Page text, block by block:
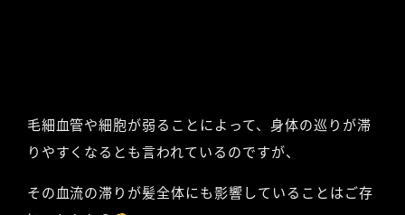
毛細血管や細胞が弱ることによって、身体の巡りが滞
りやすくなるとも言われているのですが、
その血流の滞りが髪全体にも影響していることはご存